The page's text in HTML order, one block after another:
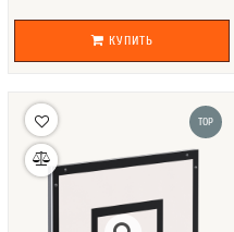
КУПИТЬ
TOP